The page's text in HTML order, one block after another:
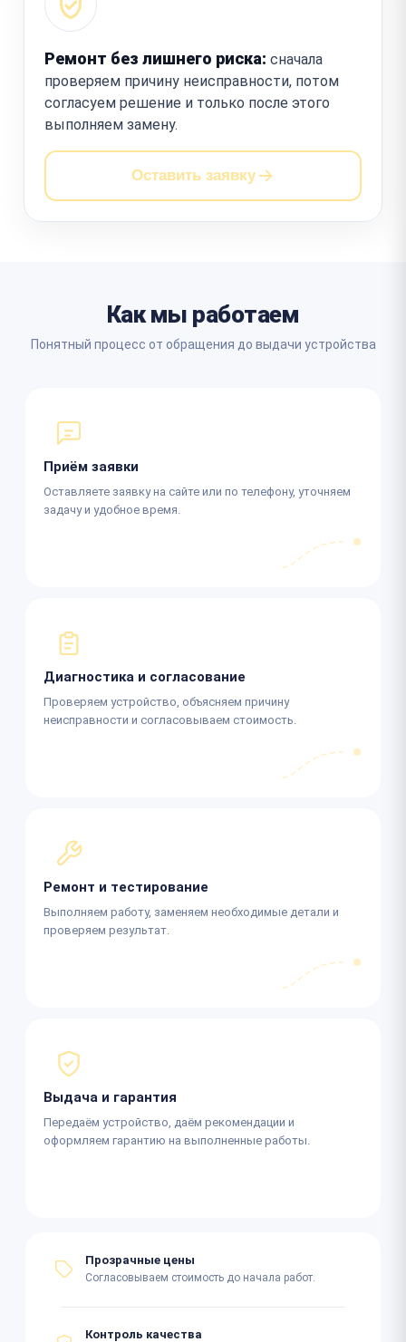
Ремонт без лишнего риска: сначала
проверяем причину неисправности, потом
согласуем решение и только после этого
выполняем замену.
Оставить заявку
Как мы работаем
Понятный процесс от обращения до выдачи устройства
Приём заявки
Оставляете заявку на сайте или по телефону, уточняем
задачу и удобное время.
Диагностика и согласование
Проверяем устройство, объясняем причину
неисправности и согласовываем стоимость.
Ремонт и тестирование
Выполняем работу, заменяем необходимые детали и
проверяем результат.
Выдача и гарантия
Передаём устройство, даём рекомендации и
оформляем гарантию на выполненные работы.
Прозрачные цены
Согласовываем стоимость до начала работ.
Контроль качества